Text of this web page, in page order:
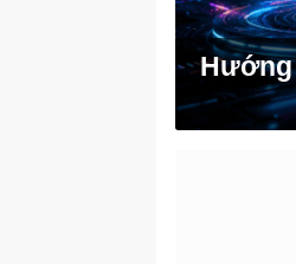
Hướng